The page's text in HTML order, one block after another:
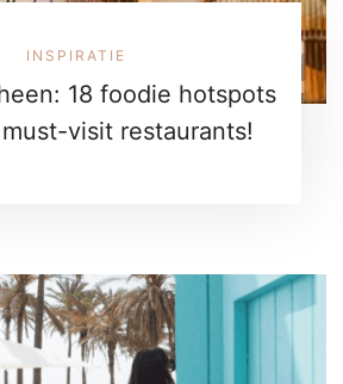
INSPIRATIE
18 foodie hotspots
visit restaurants!